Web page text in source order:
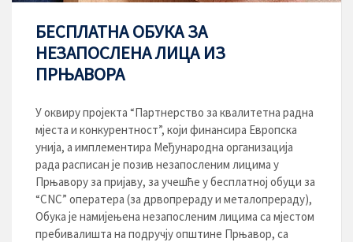
БЕСПЛАТНА ОБУКА ЗА
НЕЗАПОСЛЕНА ЛИЦА ИЗ
ПРЊАВОРА
У оквиру пројекта “Партнерство за квалитетна радна
мјеста и конкурентност”, који финансира Европска
унија, а имплементира Међународна организација
рада расписан је позив незапосленим лицима у
Прњавору за пријаву, за учешће у бесплатној обуци за
“CNC” оператера (за дрвопрераду и металопрераду),
Обука је намијењена незапосленим лицима са мјестом
пребивалишта на подручју општине Прњавор, са